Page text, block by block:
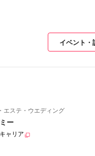
イベント・
エステ・ウエディング
ー
キャリア